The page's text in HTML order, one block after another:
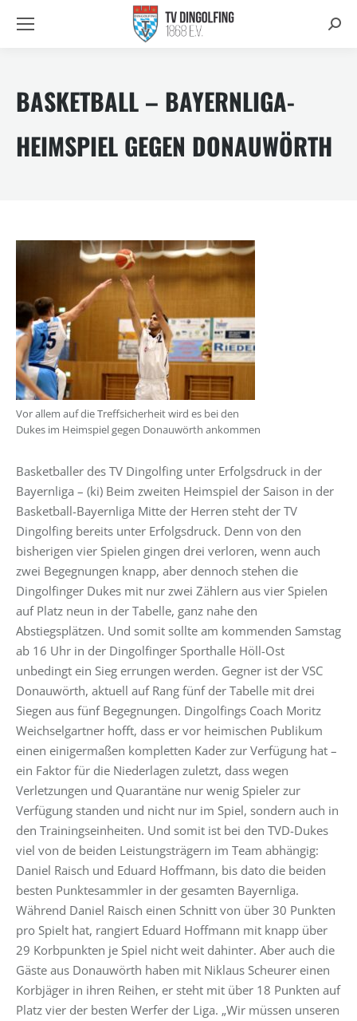
BASKETBALL – BAYERNLIGA-
HEIMSPIEL GEGEN DONAUWÖRTH
Vor allem auf die Treffsicherheit wird es bei den
Dukes im Heimspiel gegen Donauwörth ankommen
Basketballer des TV Dingolfing unter Erfolgsdruck in der
Bayernliga – (ki) Beim zweiten Heimspiel der Saison in der
Basketball-Bayernliga Mitte der Herren steht der TV
Dingolfing bereits unter Erfolgsdruck. Denn von den
bisherigen vier Spielen gingen drei verloren, wenn auch
zwei Begegnungen knapp, aber dennoch stehen die
Dingolfinger Dukes mit nur zwei Zählern aus vier Spielen
auf Platz neun in der Tabelle, ganz nahe den
Abstiegsplätzen. Und somit sollte am kommenden Samstag
ab 16 Uhr in der Dingolfinger Sporthalle Höll-Ost
unbedingt ein Sieg errungen werden. Gegner ist der VSC
Donauwörth, aktuell auf Rang fünf der Tabelle mit drei
Siegen aus fünf Begegnungen. Dingolfings Coach Moritz
Weichselgartner hofft, dass er vor heimischen Publikum
einen einigermaßen kompletten Kader zur Verfügung hat –
ein Faktor für die Niederlagen zuletzt, dass wegen
Verletzungen und Quarantäne nur wenig Spieler zur
Verfügung standen und nicht nur im Spiel, sondern auch in
den Trainingseinheiten. Und somit ist bei den TVD-Dukes
viel von de beiden Leistungsträgern im Team abhängig:
Daniel Raisch und Eduard Hoffmann, bis dato die beiden
besten Punktesammler in der gesamten Bayernliga.
Während Daniel Raisch einen Schnitt von über 30 Punkten
pro Spielt hat, rangiert Eduard Hoffmann mit knapp über
29 Korbpunkten je Spiel nicht weit dahinter. Aber auch die
Gäste aus Donauwörth haben mit Niklaus Scheurer einen
Korbjäger in ihren Reihen, er steht mit über 18 Punkten auf
Platz vier der besten Werfer der Liga. „Wir müssen unseren